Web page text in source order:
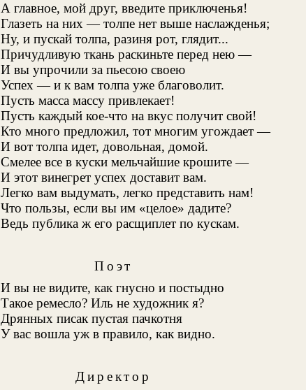
А главное, мой друг, введите приключенья!
Глазеть на них — толпе нет выше наслажденья;
Ну, и пускай толпа, разиня рот, глядит...
Причудливую ткань раскиньте перед нею —
И вы упрочили за пьесою своею
Успех — и к вам толпа уже благоволит.
Пусть масса массу привлекает!
Пусть каждый кое-что на вкус получит свой!
Кто много предложил, тот многим угождает —
И вот толпа идет, довольная, домой.
Смелее все в куски мельчайшие крошите —
И этот винегрет успех доставит вам.
Легко вам выдумать, легко представить нам!
Что пользы, если вы им «целое» дадите?
Ведь публика ж его расщиплет по кускам.
Поэт
И вы не видите, как гнусно и постыдно
Такое ремесло? Иль не художник я?
Дрянных писак пустая пачкотня
У вас вошла уж в правило, как видно.
Директор